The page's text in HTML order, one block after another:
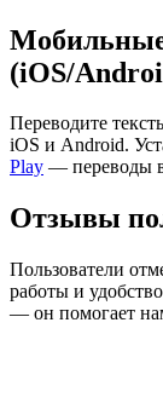
(iOS/
Переводите
iOS и Android.
Play — переводы
Отзывы
Пользователи
работы и
— он помогает